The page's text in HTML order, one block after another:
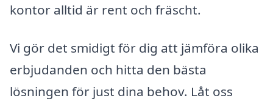
kontor alltid är rent och fräscht.
Vi gör det smidigt för dig att jämföra olika
erbjudanden och hitta den bästa
lösningen för just dina behov. Låt oss